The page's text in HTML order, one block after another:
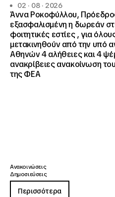
02 · 08 · 2026
Άννα Ροκοφύλλου, Πρόεδρος
εξασφαλισμένη η δωρεάν
φοιτητικές εστίες , για
μετακινηθούν από την υπό
Αθηνών 4 αλήθειες και 4
ανακρίβειες ανακοίνωση
της ΦΕΑ
Ανακοινώσεις
Δημοσιεύσεις
Περισσότερα